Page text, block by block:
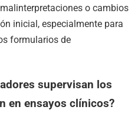
o cambios
inicial, especialmente para
formularios de
supervisan los
en ensayos clínicos?